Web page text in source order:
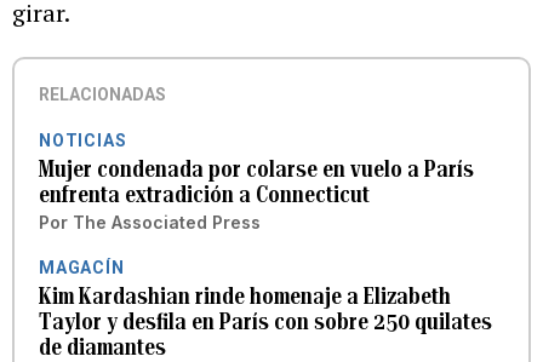
girar.
RELACIONADAS
NOTICIAS
Mujer condenada por colarse en vuelo a París
enfrenta extradición a Connecticut
Por The Associated Press
MAGACÍN
Kim Kardashian rinde homenaje a Elizabeth
Taylor y desfila en París con sobre 250 quilates
de diamantes